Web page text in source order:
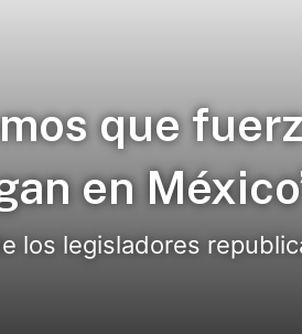
que
en
los legisladores